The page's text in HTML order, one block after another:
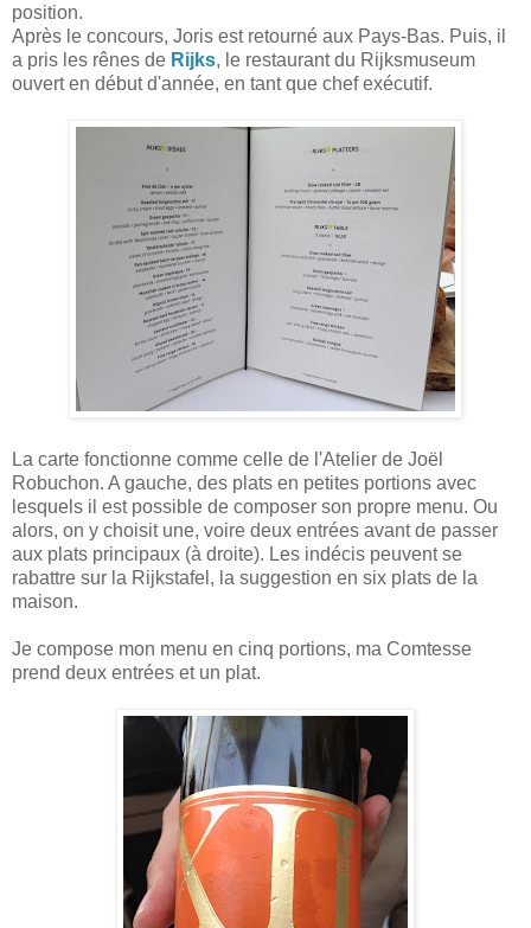
position.
Après le concours, Joris est retourné aux Pays-Bas. Puis, il
a pris les rênes de Rijks, le restaurant du Rijksmuseum
ouvert en début d'année, en tant que chef exécutif.
La carte fonctionne comme celle de l'Atelier de Joël
Robuchon. A gauche, des plats en petites portions avec
lesquels il est possible de composer son propre menu. Ou
alors, on y choisit une, voire deux entrées avant de passer
aux plats principaux (à droite). Les indécis peuvent se
rabattre sur la Rijkstafel, la suggestion en six plats de la
maison.
Je compose mon menu en cinq portions, ma Comtesse
prend deux entrées et un plat.